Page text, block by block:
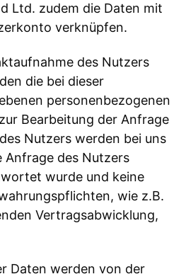
Ltd. zudem die Daten mit
verknüpfen.
des Nutzers
die bei dieser
personenbezogenen
Bearbeitung der Anfrage
Nutzers werden bei uns
Anfrage des Nutzers
wurde und keine
wie z.B.
Vertragsabwicklung,
Daten werden von der